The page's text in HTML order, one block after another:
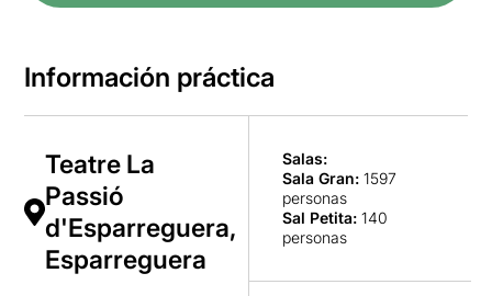
Información práctica
Teatre La
Passió
d'Esparreguera,
Esparreguera
Salas:
Sala Gran: 1597
personas
Sal Petita: 140
personas